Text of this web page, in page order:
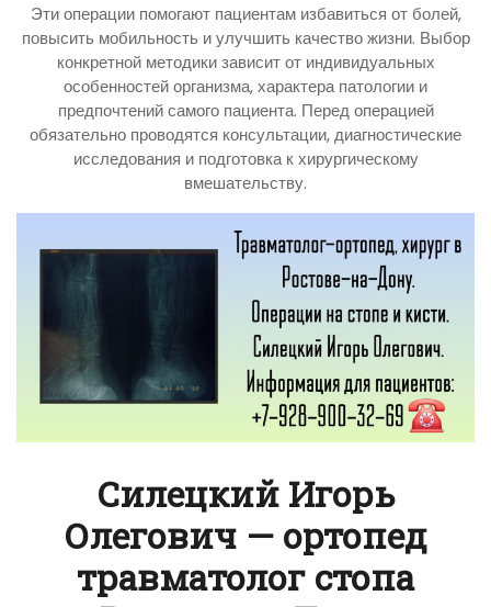
Эти операции помогают пациентам избавиться от болей,
повысить мобильность и улучшить качество жизни. Выбор
конкретной методики зависит от индивидуальных
особенностей организма, характера патологии и
предпочтений самого пациента. Перед операцией
обязательно проводятся консультации, диагностические
исследования и подготовка к хирургическому
вмешательству.
Силецкий Игорь
Олегович — ортопед
травматолог стопа